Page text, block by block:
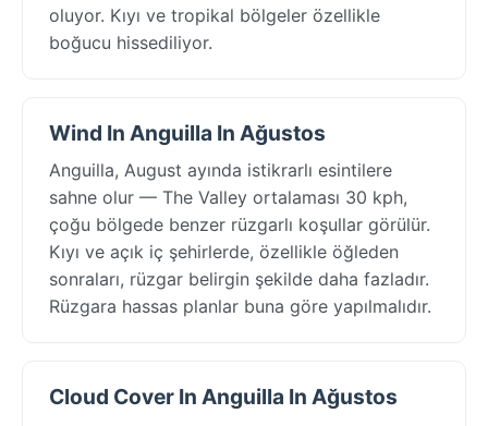
oluyor. Kıyı ve tropikal bölgeler özellikle
boğucu hissediliyor.
Wind In Anguilla In Ağustos
Anguilla, August ayında istikrarlı esintilere
sahne olur — The Valley ortalaması 30 kph,
çoğu bölgede benzer rüzgarlı koşullar görülür.
Kıyı ve açık iç şehirlerde, özellikle öğleden
sonraları, rüzgar belirgin şekilde daha fazladır.
Rüzgara hassas planlar buna göre yapılmalıdır.
Cloud Cover In Anguilla In Ağustos